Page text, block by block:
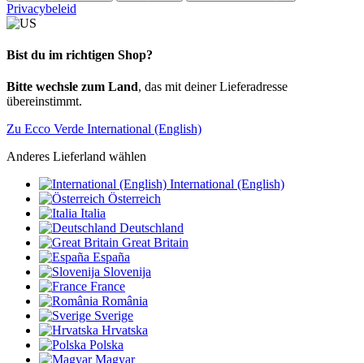
Privacybeleid
Bist du im richtigen Shop?
Bitte wechsle zum Land, das mit deiner Lieferadresse
übereinstimmt.
Zu Ecco Verde International (English)
Anderes Lieferland wählen
International (English)
Österreich
Italia
Deutschland
Great Britain
España
Slovenija
France
România
Sverige
Hrvatska
Polska
Magyar